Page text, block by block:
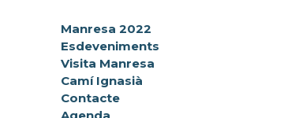
Manresa 2022
Esdeveniments
Visita Manresa
Camí Ignasià
Contacte